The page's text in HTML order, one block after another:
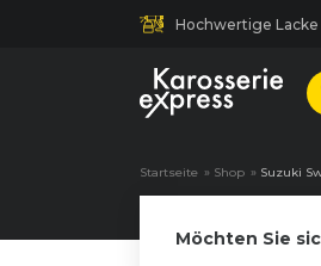
Hochwertige Lacke
Startseite » Shop » Suzuki
Möchten Sie